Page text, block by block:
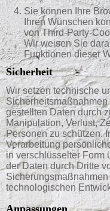
Sie können Ihre
Ihren Wünschen
von Third-Party-
Wir weisen Sie
Funktionen dieser
Sicherheit
Wir setzen technische
gestellten Daten durch
Manipulation, Verlust,
Personen zu schützen.
Verarbeitung
in verschlüsselter Form
der Daten durch Dritte
technologischen